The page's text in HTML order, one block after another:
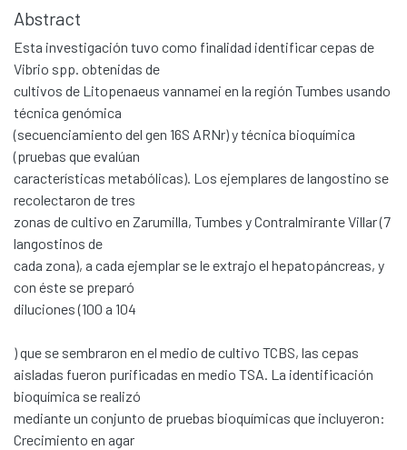
Abstract
Esta investigación tuvo como finalidad identificar cepas de
Vibrio spp. obtenidas de
cultivos de Litopenaeus vannamei en la región Tumbes usando
técnica genómica
(secuenciamiento del gen 16S ARNr) y técnica bioquímica
(pruebas que evalúan
características metabólicas). Los ejemplares de langostino se
recolectaron de tres
zonas de cultivo en Zarumilla, Tumbes y Contralmirante Villar (7
langostinos de
cada zona), a cada ejemplar se le extrajo el hepatopáncreas, y
con éste se preparó
diluciones (100 a 104
) que se sembraron en el medio de cultivo TCBS, las cepas
aisladas fueron purificadas en medio TSA. La identificación
bioquímica se realizó
mediante un conjunto de pruebas bioquímicas que incluyeron:
Crecimiento en agar